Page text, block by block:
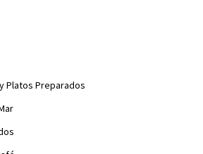
Platos Preparados